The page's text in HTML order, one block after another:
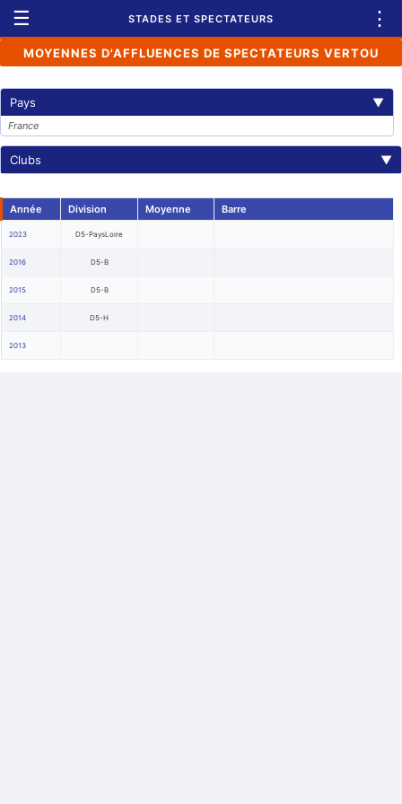
☰ STADES ET SPECTATEURS ⋮
MOYENNES D'AFFLUENCES DE SPECTATEURS VERTOU
Pays ▼
France
Clubs ▼
Année Division Moyenne Barre
2023 D5-PaysLoire
2016 D5-B
2015 D5-B
2014 D5-H
2013